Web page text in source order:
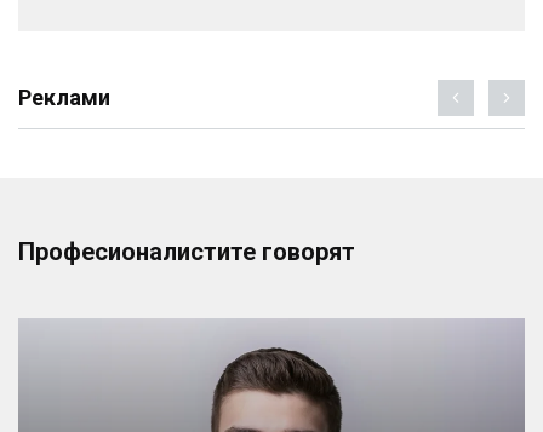
Реклами
Професионалистите говорят